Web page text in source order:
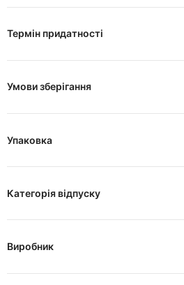
Термін придатності
Умови зберігання
Упаковка
Категорія відпуску
Виробник